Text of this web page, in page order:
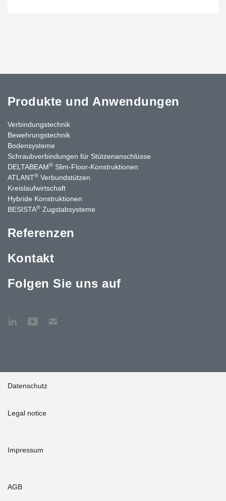
Produkte und Anwendungen
Verbindungstechnik
Bewehrungstechnik
Bodensysteme
Schraubverbindungen für Stützen­anschlüsse
DELTABEAM® Slim-Floor-Konstruktionen
ATLANT® Verbundstützen
Kreislaufwirtschaft
Hybride Konstruktionen
BESISTA® Zugstabsysteme
Referenzen
Kontakt
Folgen Sie uns auf
Datenschutz
Legal notice
Impressum
AGB